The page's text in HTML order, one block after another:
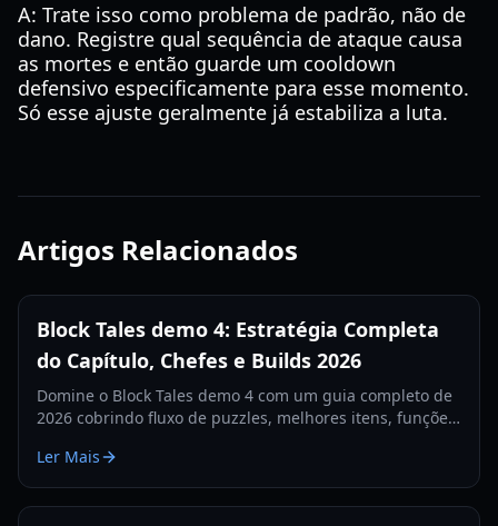
A: Trate isso como problema de padrão, não de
dano. Registre qual sequência de ataque causa
as mortes e então guarde um cooldown
defensivo especificamente para esse momento.
Só esse ajuste geralmente já estabiliza a luta.
Artigos Relacionados
Block Tales demo 4: Estratégia Completa
do Capítulo, Chefes e Builds 2026
Domine o Block Tales demo 4 com um guia completo de
2026 cobrindo fluxo de puzzles, melhores itens, funções
clears mais consistentes.
Ler Mais